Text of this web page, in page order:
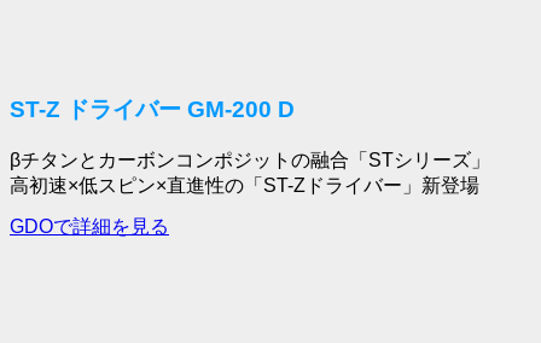
ST-Z ドライバー GM-200 D
βチタンとカーボンコンポジットの融合「STシリーズ」
高初速×低スピン×直進性の「ST-Zドライバー」新登場
GDOで詳細を見る